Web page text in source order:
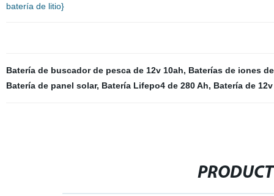
batería de litio}
Batería de buscador de pesca de 12v 10ah, Baterías de iones
Batería de panel solar, Batería Lifepo4 de 280 Ah, Batería de